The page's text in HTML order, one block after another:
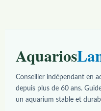
Aquarios
Conseiller indépendant en
depuis plus de 60 ans.
un aquarium stable et